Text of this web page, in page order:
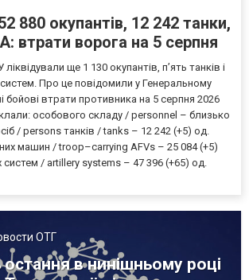
880 окупантів, 12 242 танки,
втрати ворога на 5 серпня
ще 1 130 окупантів, пʼять танків і
Про це повідомили у Генеральному
бойові втрати противника на 5 серпня 2026
особового складу / personnel – близько
/ persons танків / tanks – 12 242 (+5) од.
машин / troop–carrying AFVs – 25 084 (+5)
систем / artillery systems – 47 396 (+65) од.
ОТГ
остання в нинішньому році